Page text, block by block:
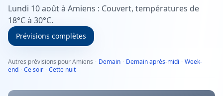
Lundi 10 août à Amiens : Couvert, températures de
18°C à 30°C.
Prévisions complètes
Autres prévisions pour Amiens · Demain · Demain après-midi · Week-
end · Ce soir · Cette nuit